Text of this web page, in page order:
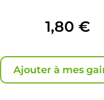
1,80 €
Ajouter à mes